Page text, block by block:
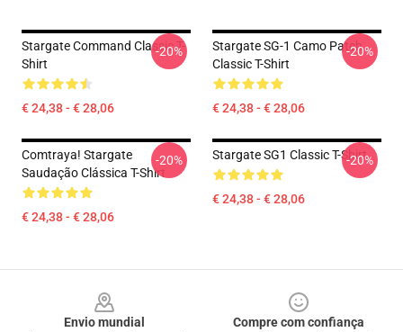
Stargate Command Classic T-
Shirt
€ 24,38 - € 28,06
-20%
Stargate SG-1 Camo Patch
Classic T-Shirt
€ 24,38 - € 28,06
-20%
Comtraya! Stargate
Saudação Clássica T-Shirt
€ 24,38 - € 28,06
-20% Stargate SG1 Classic T-Shirt
€ 24,38 - € 28,06
-20%
Envio mundial
Compre com confiança